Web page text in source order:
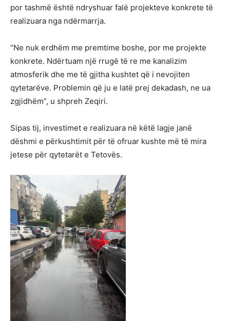
por tashmë është ndryshuar falë projekteve konkrete të
realizuara nga ndërmarrja.
“Ne nuk erdhëm me premtime boshe, por me projekte
konkrete. Ndërtuam një rrugë të re me kanalizim
atmosferik dhe me të gjitha kushtet që i nevojiten
qytetarëve. Problemin që ju e latë prej dekadash, ne ua
zgjidhëm”, u shpreh Zeqiri.
Sipas tij, investimet e realizuara në këtë lagje janë
dëshmi e përkushtimit për të ofruar kushte më të mira
jetese për qytetarët e Tetovës.